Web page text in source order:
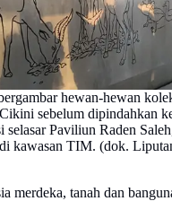
hewan-hewan
sebelum dipindahkan
selasar Paviliun Raden
kawasan TIM. (dok.
merdeka, tanah dan